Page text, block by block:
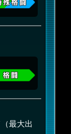
最大出